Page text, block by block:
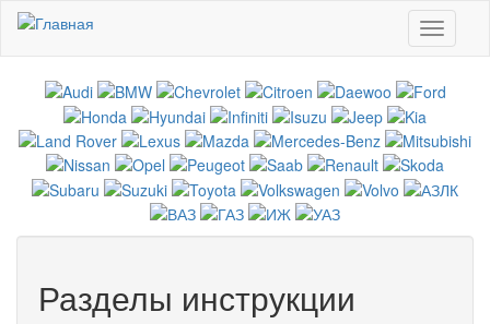
Перейти к основному содержанию
Toggle
Разделы инструкции